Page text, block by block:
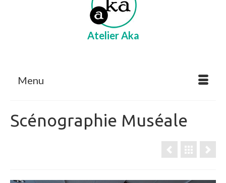
Atelier Aka
Menu
Scénographie Muséale